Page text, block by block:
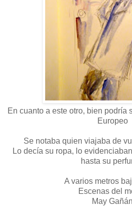
En cuanto a este otro, bien podría
Europeo
Se notaba quien viajaba de
Lo decía su ropa, lo
hasta su
A varios metros
Escenas del
May Gañán